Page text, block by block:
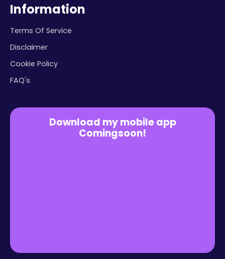
Information
Terms Of Service
Disclaimer
Cookie Policy
FAQ's
Download my mobile app
Comingsoon!